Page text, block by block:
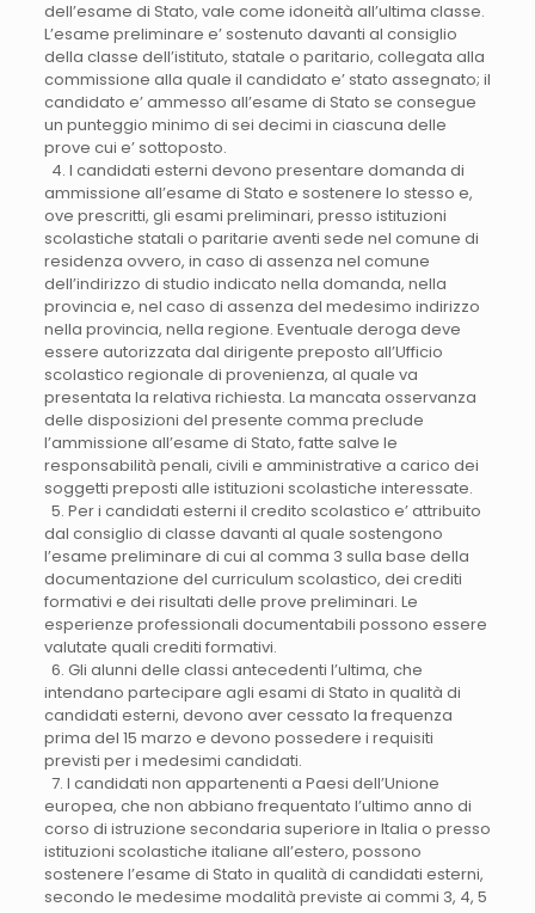
dell’esame di Stato, vale come idoneità all’ultima classe.
L’esame preliminare e’ sostenuto davanti al consiglio
della classe dell’istituto, statale o paritario, collegata alla
commissione alla quale il candidato e’ stato assegnato; il
candidato e’ ammesso all’esame di Stato se consegue
un punteggio minimo di sei decimi in ciascuna delle
prove cui e’ sottoposto.
4. I candidati esterni devono presentare domanda di
ammissione all’esame di Stato e sostenere lo stesso e,
ove prescritti, gli esami preliminari, presso istituzioni
scolastiche statali o paritarie aventi sede nel comune di
residenza ovvero, in caso di assenza nel comune
dell’indirizzo di studio indicato nella domanda, nella
provincia e, nel caso di assenza del medesimo indirizzo
nella provincia, nella regione. Eventuale deroga deve
essere autorizzata dal dirigente preposto all’Ufficio
scolastico regionale di provenienza, al quale va
presentata la relativa richiesta. La mancata osservanza
delle disposizioni del presente comma preclude
l’ammissione all’esame di Stato, fatte salve le
responsabilità penali, civili e amministrative a carico dei
soggetti preposti alle istituzioni scolastiche interessate.
5. Per i candidati esterni il credito scolastico e’ attribuito
dal consiglio di classe davanti al quale sostengono
l’esame preliminare di cui al comma 3 sulla base della
documentazione del curriculum scolastico, dei crediti
formativi e dei risultati delle prove preliminari. Le
esperienze professionali documentabili possono essere
valutate quali crediti formativi.
6. Gli alunni delle classi antecedenti l’ultima, che
intendano partecipare agli esami di Stato in qualità di
candidati esterni, devono aver cessato la frequenza
prima del 15 marzo e devono possedere i requisiti
previsti per i medesimi candidati.
7. I candidati non appartenenti a Paesi dell’Unione
europea, che non abbiano frequentato l’ultimo anno di
corso di istruzione secondaria superiore in Italia o presso
istituzioni scolastiche italiane all’estero, possono
sostenere l’esame di Stato in qualità di candidati esterni,
secondo le medesime modalità previste ai commi 3, 4, 5